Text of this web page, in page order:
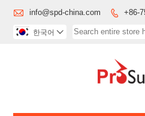
 info@spd-china.com  +86-
한국어 